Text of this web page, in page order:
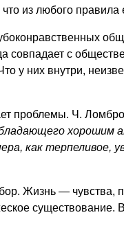
из любого правила
совпадает с
у них внутри,
проблемы. Ч.
хорошим
как терпеливое,
Жизнь — чувства,